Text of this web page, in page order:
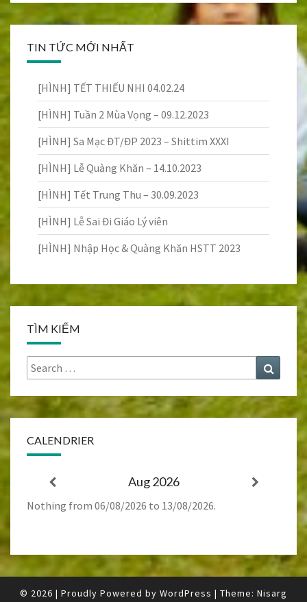
TIN TỨC MỚI NHẤT
[HÌNH] TẾT THIẾU NHI 04.02.24
[HÌNH] Tuần 2 Mùa Vọng – 09.12.2023
[HÌNH] Sa Mạc ĐT/ĐP 2023 – Shittim XXXI
[HÌNH] Lễ Quàng Khăn – 14.10.2023
[HÌNH] Tết Trung Thu – 30.09.2023
[HÌNH] Lễ Sai Đi Giáo Lý viên
[HÌNH] Nhập Học & Quàng Khăn HSTT 2023
TÌM KIẾM
Search
for:
Search
CALENDRIER
Aug 2026
Nothing from 06/08/2026 to 13/08/2026.
© 2026 | Proudly Powered by WordPress | Theme: Nisarg